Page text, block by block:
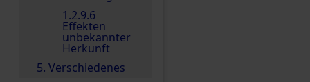
1.2.9.6
Effekten
unbekannter
Herkunft
5. Verschiedenes